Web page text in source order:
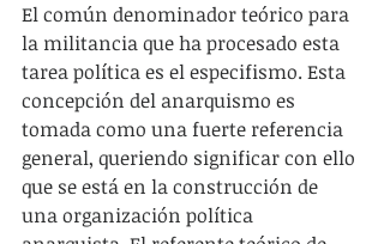
El común denominador teórico para
la militancia que ha procesado esta
tarea política es el especifismo. Esta
concepción del anarquismo es
tomada como una fuerte referencia
general, queriendo significar con ello
que se está en la construcción de
una organización política